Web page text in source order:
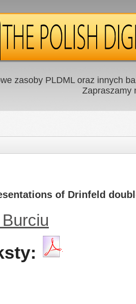
zasoby PLDML oraz innych
Zapraszamy
of Drinfeld